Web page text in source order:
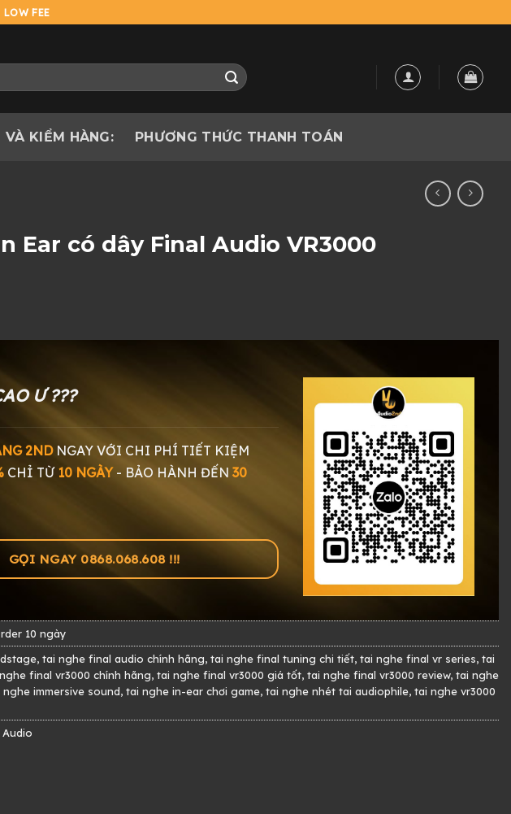
FEE
VÀ KIỂM HÀNG: PHƯƠNG THỨC THANH TOÁN
Ear có dây Final Audio VR3000
Ư ???
2NDNGAY VỚI CHI PHÍ TIẾT KIỆM
CHỈ TỪ 10 NGÀY- BẢO HÀNH ĐẾN 30
GỌI NGAY 0868.068.608 !!!
10 ngày
, tai nghe final audio chính hãng, tai nghe final tuning chi tiết, tai nghe final vr series, tai
final vr3000 chính hãng, tai nghe final vr3000 giá tốt, tai nghe final vr3000 review, tai nghe
nghe immersive sound, tai nghe in-ear chơi game, tai nghe nhét tai audiophile, tai nghe vr3000
Audio